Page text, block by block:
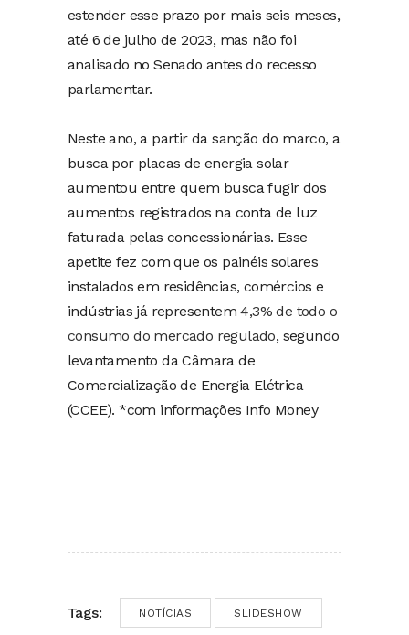
estender esse prazo por mais seis meses,
até 6 de julho de 2023, mas não foi
analisado no Senado antes do recesso
parlamentar.
Neste ano, a partir da sanção do marco, a
busca por placas de energia solar
aumentou entre quem busca fugir dos
aumentos registrados na conta de luz
faturada pelas concessionárias. Esse
apetite fez com que os painéis solares
instalados em residências, comércios e
indústrias já representem4,3% de todo o
consumo do mercado regulado, segundo
levantamento da Câmara de
Comercialização de Energia Elétrica
(CCEE). *com informações Info Money
Tags: NOTÍCIAS SLIDESHOW